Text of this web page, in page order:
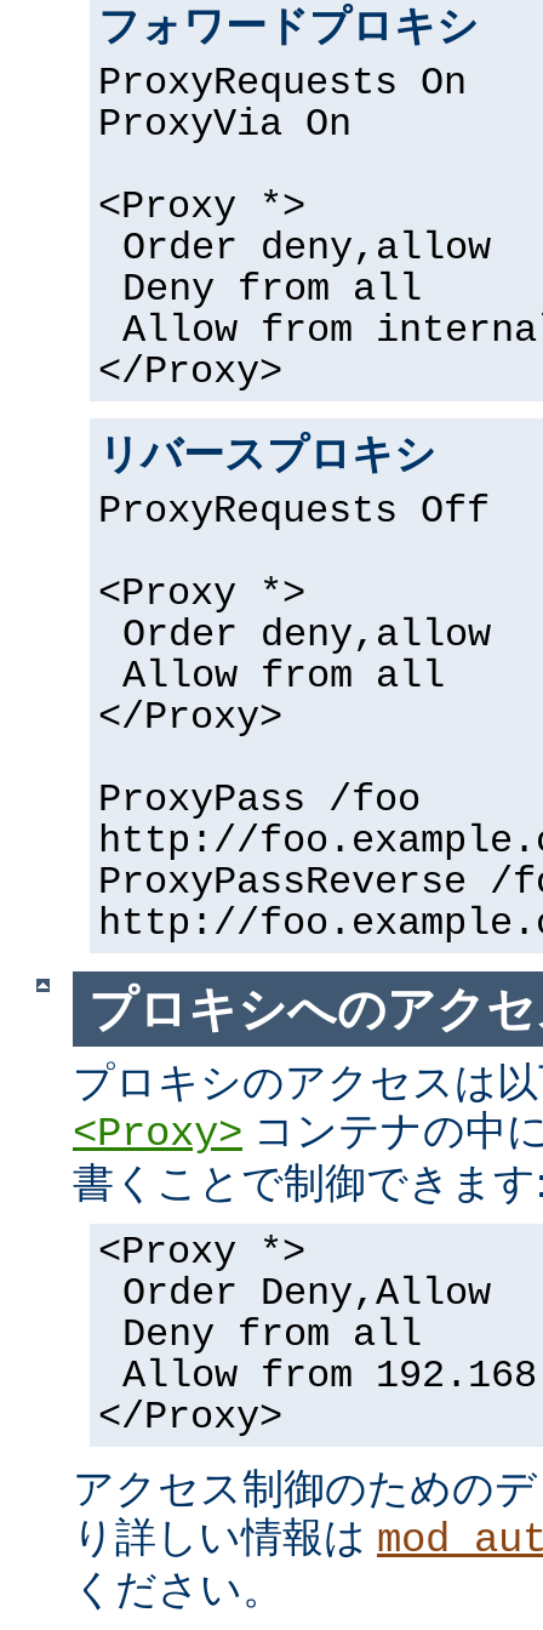
フォワードプロキシ
ProxyRequests On
ProxyVia On
<Proxy *>
Order deny,allow
Deny from all
Allow from
</Proxy>
リバースプロキシ
ProxyRequests Off
<Proxy *>
Order deny,allow
Allow from all
</Proxy>
ProxyPass /foo
http://
ProxyPassReverse /
http://
プロキシへのアク
プロキシのアクセスは
<Proxy> コンテナの中
書くことで制御できま
<Proxy *>
Order Deny,Allow
Deny from all
Allow from
</Proxy>
アクセス制御のための
り詳しい情報は
ください。